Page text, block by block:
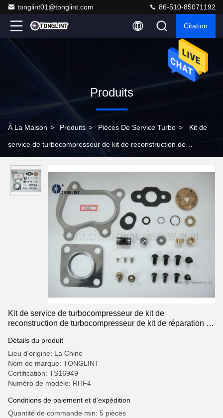
tonglint01@tonglint.com 86-510-85071192
Citation
Produits
À La Maison > Produits > Pièces De Service Turbo > Kit de
service de turbocompresseur de kit de reconstruction de
RHF4 pour ISUZU, NISSAN, SUBARU
Kit de service de turbocompresseur de kit de
reconstruction de turbocompresseur de kit de réparation du
Détails du produit
Lieu d'origine: La Chine
Nom de marque: TONGLINT
Certification: TS16949
Numéro de modèle: RHF4
Conditions de paiement et d'expédition
Quantité de commande min: 5 pièces